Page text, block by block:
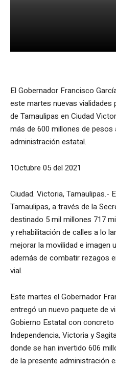
El Gobernador Francisco
este martes nuevas vialidades
de Tamaulipas en Ciudad
más de 600 millones de pesos
administración estatal.
1Octubre 05 del 2021
Ciudad. Victoria, Tamaulipas.-
Tamaulipas, a través de la
destinado 5 mil millones 717
y rehabilitación de calles a lo
mejorar la movilidad e imagen
además de combatir rezagos
vial.
Este martes el Gobernador
entregó un nuevo paquete de
Gobierno Estatal con
Independencia, Victoria y
donde se han invertido 606
de la presente administración